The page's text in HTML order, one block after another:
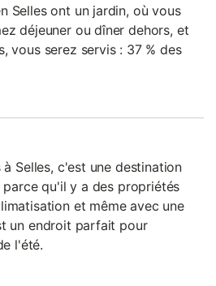
Selles ont un jardin, où vous
déjeuner ou dîner dehors, et
vous serez servis : 37 % des
Selles, c'est une destination
qu'il y a des propriétés
et même avec une
un endroit parfait pour
l'été.